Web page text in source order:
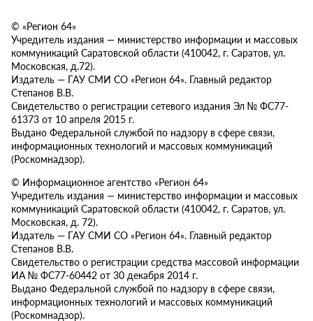
© «Регион 64»
Учредитель издания — министерство информации и массовых
коммуникаций Саратовской области (410042, г. Саратов, ул.
Московская, д.72).
Издатель — ГАУ СМИ СО «Регион 64». Главный редактор
Степанов В.В.
Свидетельство о регистрации сетевого издания Эл № ФС77-
61373 от 10 апреля 2015 г.
Выдано Федеральной службой по надзору в сфере связи,
информационных технологий и массовых коммуникаций
(Роскомнадзор).
© Информационное агентство «Регион 64»
Учредитель издания — министерство информации и массовых
коммуникаций Саратовской области (410042, г. Саратов, ул.
Московская, д. 72).
Издатель — ГАУ СМИ СО «Регион 64». Главный редактор
Степанов В.В.
Свидетельство о регистрации средства массовой информации
ИА № ФС77-60442 от 30 декабря 2014 г.
Выдано Федеральной службой по надзору в сфере связи,
информационных технологий и массовых коммуникаций
(Роскомнадзор).